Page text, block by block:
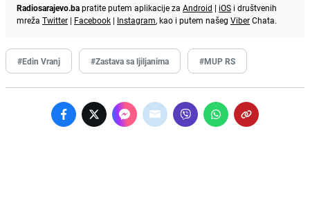
Radiosarajevo.bapratite putem aplikacije za Android | iOS i društvenih
mreža Twitter | Facebook | Instagram, kao i putem našeg ViberChata.
#Edin Vranj #Zastava sa ljiljanima #MUP RS